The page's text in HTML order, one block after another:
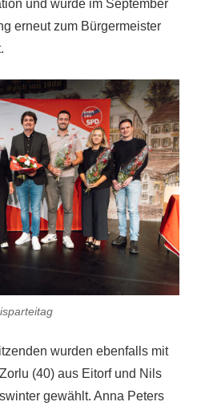
und wurde im September
erneut zum Bürgermeister
wurden ebenfalls mit
(40) aus Eitorf und Nils
gewählt. Anna Peters